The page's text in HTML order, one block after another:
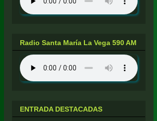
Radio Santa María La Vega 590 AM
ENTRADA DESTACADAS